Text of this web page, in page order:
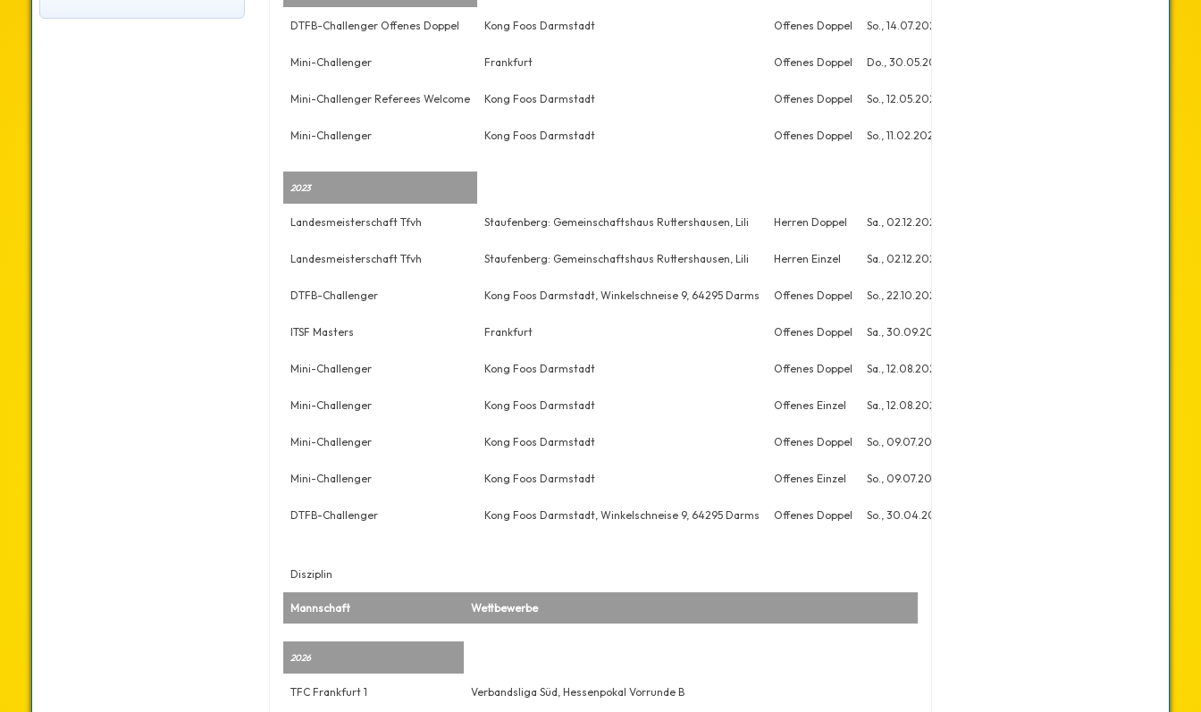
DTFB-Challenger Offenes Doppel Kong Foos Darmstadt Offenes Doppel So., 14.07.2024
Mini-Challenger Frankfurt Offenes Doppel Do., 30.05.2024
Mini-Challenger Referees Welcome Kong Foos Darmstadt Offenes Doppel So., 12.05.2024
Mini-Challenger Kong Foos Darmstadt Offenes Doppel So., 11.02.2024
2023
Landesmeisterschaft Tfvh Staufenberg: Gemeinschaftshaus Ruttershausen, Lili Herren Doppel Sa., 02.12.2023
Landesmeisterschaft Tfvh Staufenberg: Gemeinschaftshaus Ruttershausen, Lili Herren Einzel Sa., 02.12.2023
DTFB-Challenger Kong Foos Darmstadt, Winkelschneise 9, 64295 Darms Offenes Doppel So., 22.10.2023
ITSF Masters Frankfurt Offenes Doppel Sa., 30.09.2023
Mini-Challenger Kong Foos Darmstadt Offenes Doppel Sa., 12.08.2023
Mini-Challenger Kong Foos Darmstadt Offenes Einzel Sa., 12.08.2023
Mini-Challenger Kong Foos Darmstadt Offenes Doppel So., 09.07.2023
Mini-Challenger Kong Foos Darmstadt Offenes Einzel So., 09.07.2023
DTFB-Challenger Kong Foos Darmstadt, Winkelschneise 9, 64295 Darms Offenes Doppel So., 30.04.2023
Disziplin
Mannschaft Wettbewerbe
2026
TFC Frankfurt 1 Verbandsliga Süd, Hessenpokal Vorrunde B